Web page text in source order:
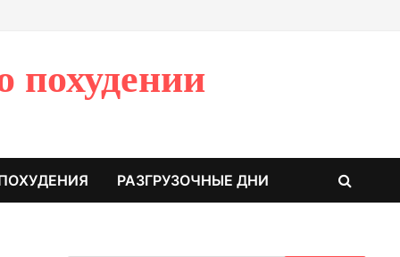
РАЗГРУЗОЧНЫЕ ДНИ